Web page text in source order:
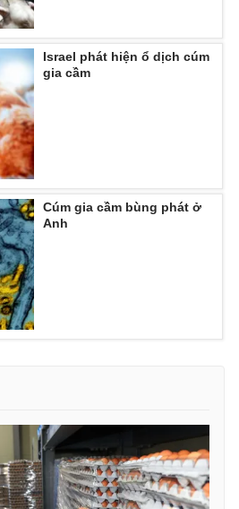
Israel phát hiện ổ dịch cúm
gia cầm
Cúm gia cầm bùng phát ở
Anh